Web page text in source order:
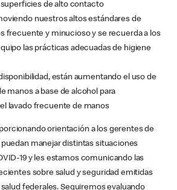
de alto contacto
nuestros altos estándares de
frecuente y minucioso y se recuerda a los
las prácticas adecuadas de higiene
están aumentando el uso de
manos a base de alcohol para
lavado frecuente de manos
orientación a los gerentes de
manejar distintas situaciones
19 y les estamos comunicando las
sobre salud y seguridad emitidas
federales. Seguiremos evaluando